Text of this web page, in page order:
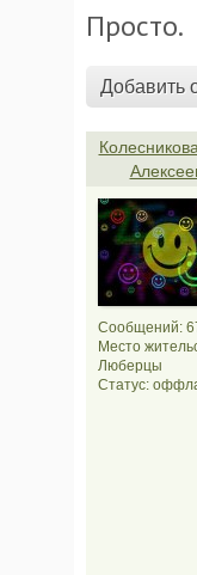
Просто.
Добавить
Сообщений:
Место
Люберцы
Статус: